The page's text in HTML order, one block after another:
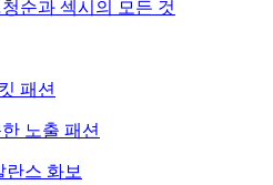
순과 섹시의 모든 것
패션
노출 패션
란스 화보